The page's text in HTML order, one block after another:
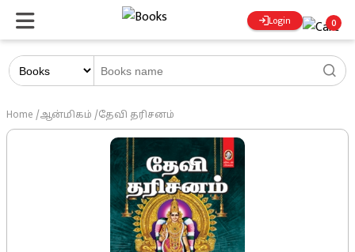
Login 0
Home /ஆன்மிகம் /தேவி தரிசனம்